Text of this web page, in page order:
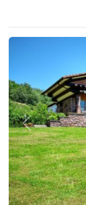
Anterior